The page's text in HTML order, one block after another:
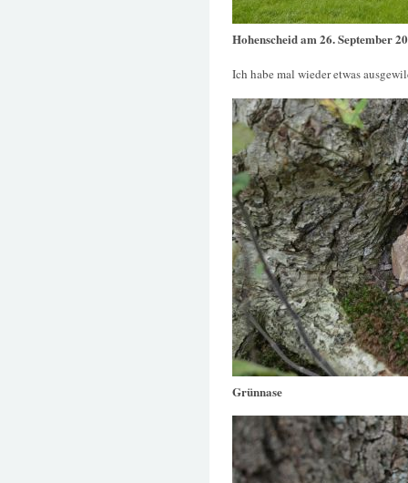
Hohenscheid am 26. September
Ich habe mal wieder etwas
Grünnase